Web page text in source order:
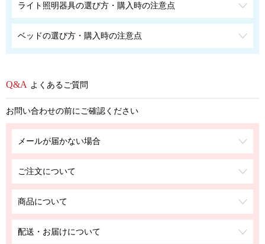
ライト照明器具の選び方・購入時の注意点
ベッドの選び方・購入時の注意点
よくあるご質問
お問い合わせの前にご確認ください
メールが届かない場合
ご注文について
商品について
配送・お届けについて